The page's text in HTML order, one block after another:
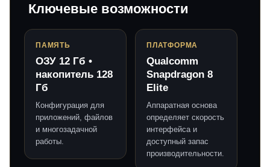
Ключевые возможности
ПАМЯТЬ
ОЗУ 12 Гб •
накопитель 128
Гб
Конфигурация для
приложений, файлов
и многозадачной
работы.
ПЛАТФОРМА
Qualcomm
Snapdragon 8
Elite
Аппаратная основа
определяет скорость
интерфейса и
доступный запас
производительности.